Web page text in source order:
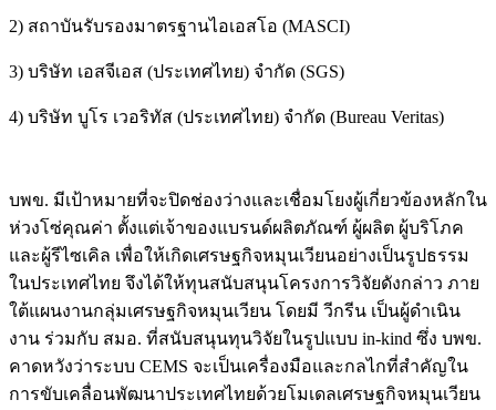
2) สถาบันรับรองมาตรฐานไอเอสโอ (MASCI)
3) บริษัท เอสจีเอส (ประเทศไทย) จำกัด (SGS)
4) บริษัท บูโร เวอริทัส (ประเทศไทย) จำกัด (Bureau Veritas)
บพข. มีเป้าหมายที่จะปิดช่องว่างและเชื่อมโยงผู้เกี่ยวข้องหลักใน
ห่วงโซ่คุณค่า ตั้งแต่เจ้าของแบรนด์ผลิตภัณฑ์ ผู้ผลิต ผู้บริโภค
และผู้รีไซเคิล เพื่อให้เกิดเศรษฐกิจหมุนเวียนอย่างเป็นรูปธรรม
ในประเทศไทย จึงได้ให้ทุนสนับสนุนโครงการวิจัยดังกล่าว ภาย
ใต้แผนงานกลุ่มเศรษฐกิจหมุนเวียน โดยมี วีกรีน เป็นผู้ดำเนิน
งาน ร่วมกับ สมอ. ที่สนับสนุนทุนวิจัยในรูปแบบ in-kind ซึ่ง บพข.
คาดหวังว่าระบบ CEMS จะเป็นเครื่องมือและกลไกที่สำคัญใน
การขับเคลื่อนพัฒนาประเทศไทยด้วยโมเดลเศรษฐกิจหมุนเวียน